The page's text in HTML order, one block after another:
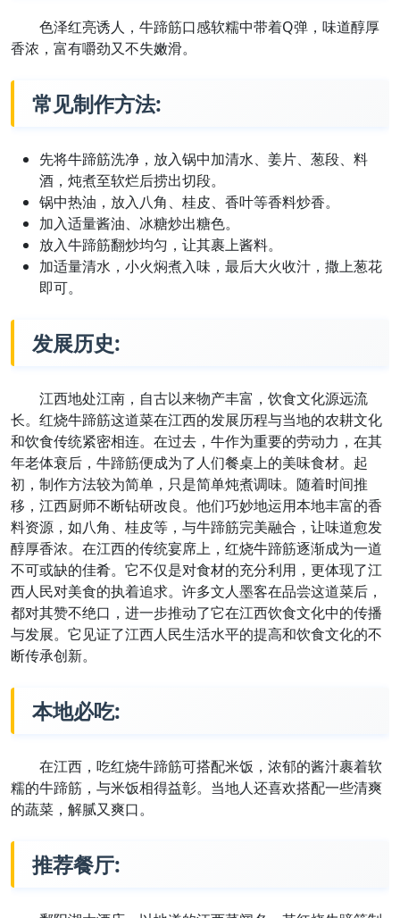
色泽红亮诱人，牛蹄筋口感软糯中带着Q弹，味道醇厚
香浓，富有嚼劲又不失嫩滑。
常见制作方法:
先将牛蹄筋洗净，放入锅中加清水、姜片、葱段、料
酒，炖煮至软烂后捞出切段。
锅中热油，放入八角、桂皮、香叶等香料炒香。
加入适量酱油、冰糖炒出糖色。
放入牛蹄筋翻炒均匀，让其裹上酱料。
加适量清水，小火焖煮入味，最后大火收汁，撒上葱花
即可。
发展历史:
江西地处江南，自古以来物产丰富，饮食文化源远流
长。红烧牛蹄筋这道菜在江西的发展历程与当地的农耕文化
和饮食传统紧密相连。在过去，牛作为重要的劳动力，在其
年老体衰后，牛蹄筋便成为了人们餐桌上的美味食材。起
初，制作方法较为简单，只是简单炖煮调味。随着时间推
移，江西厨师不断钻研改良。他们巧妙地运用本地丰富的香
料资源，如八角、桂皮等，与牛蹄筋完美融合，让味道愈发
醇厚香浓。在江西的传统宴席上，红烧牛蹄筋逐渐成为一道
不可或缺的佳肴。它不仅是对食材的充分利用，更体现了江
西人民对美食的执着追求。许多文人墨客在品尝这道菜后，
都对其赞不绝口，进一步推动了它在江西饮食文化中的传播
与发展。它见证了江西人民生活水平的提高和饮食文化的不
断传承创新。
本地必吃:
在江西，吃红烧牛蹄筋可搭配米饭，浓郁的酱汁裹着软
糯的牛蹄筋，与米饭相得益彰。当地人还喜欢搭配一些清爽
的蔬菜，解腻又爽口。
推荐餐厅: